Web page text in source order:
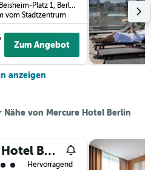
Inge-Beisheim-Platz 1, Berlin, Deutschland
vom Stadtzentrum
Zum Angebot
anzeigen
Nähe von Mercure Hotel Berlin
H+ Hotel Berlin Mitte
4
Hervorragend